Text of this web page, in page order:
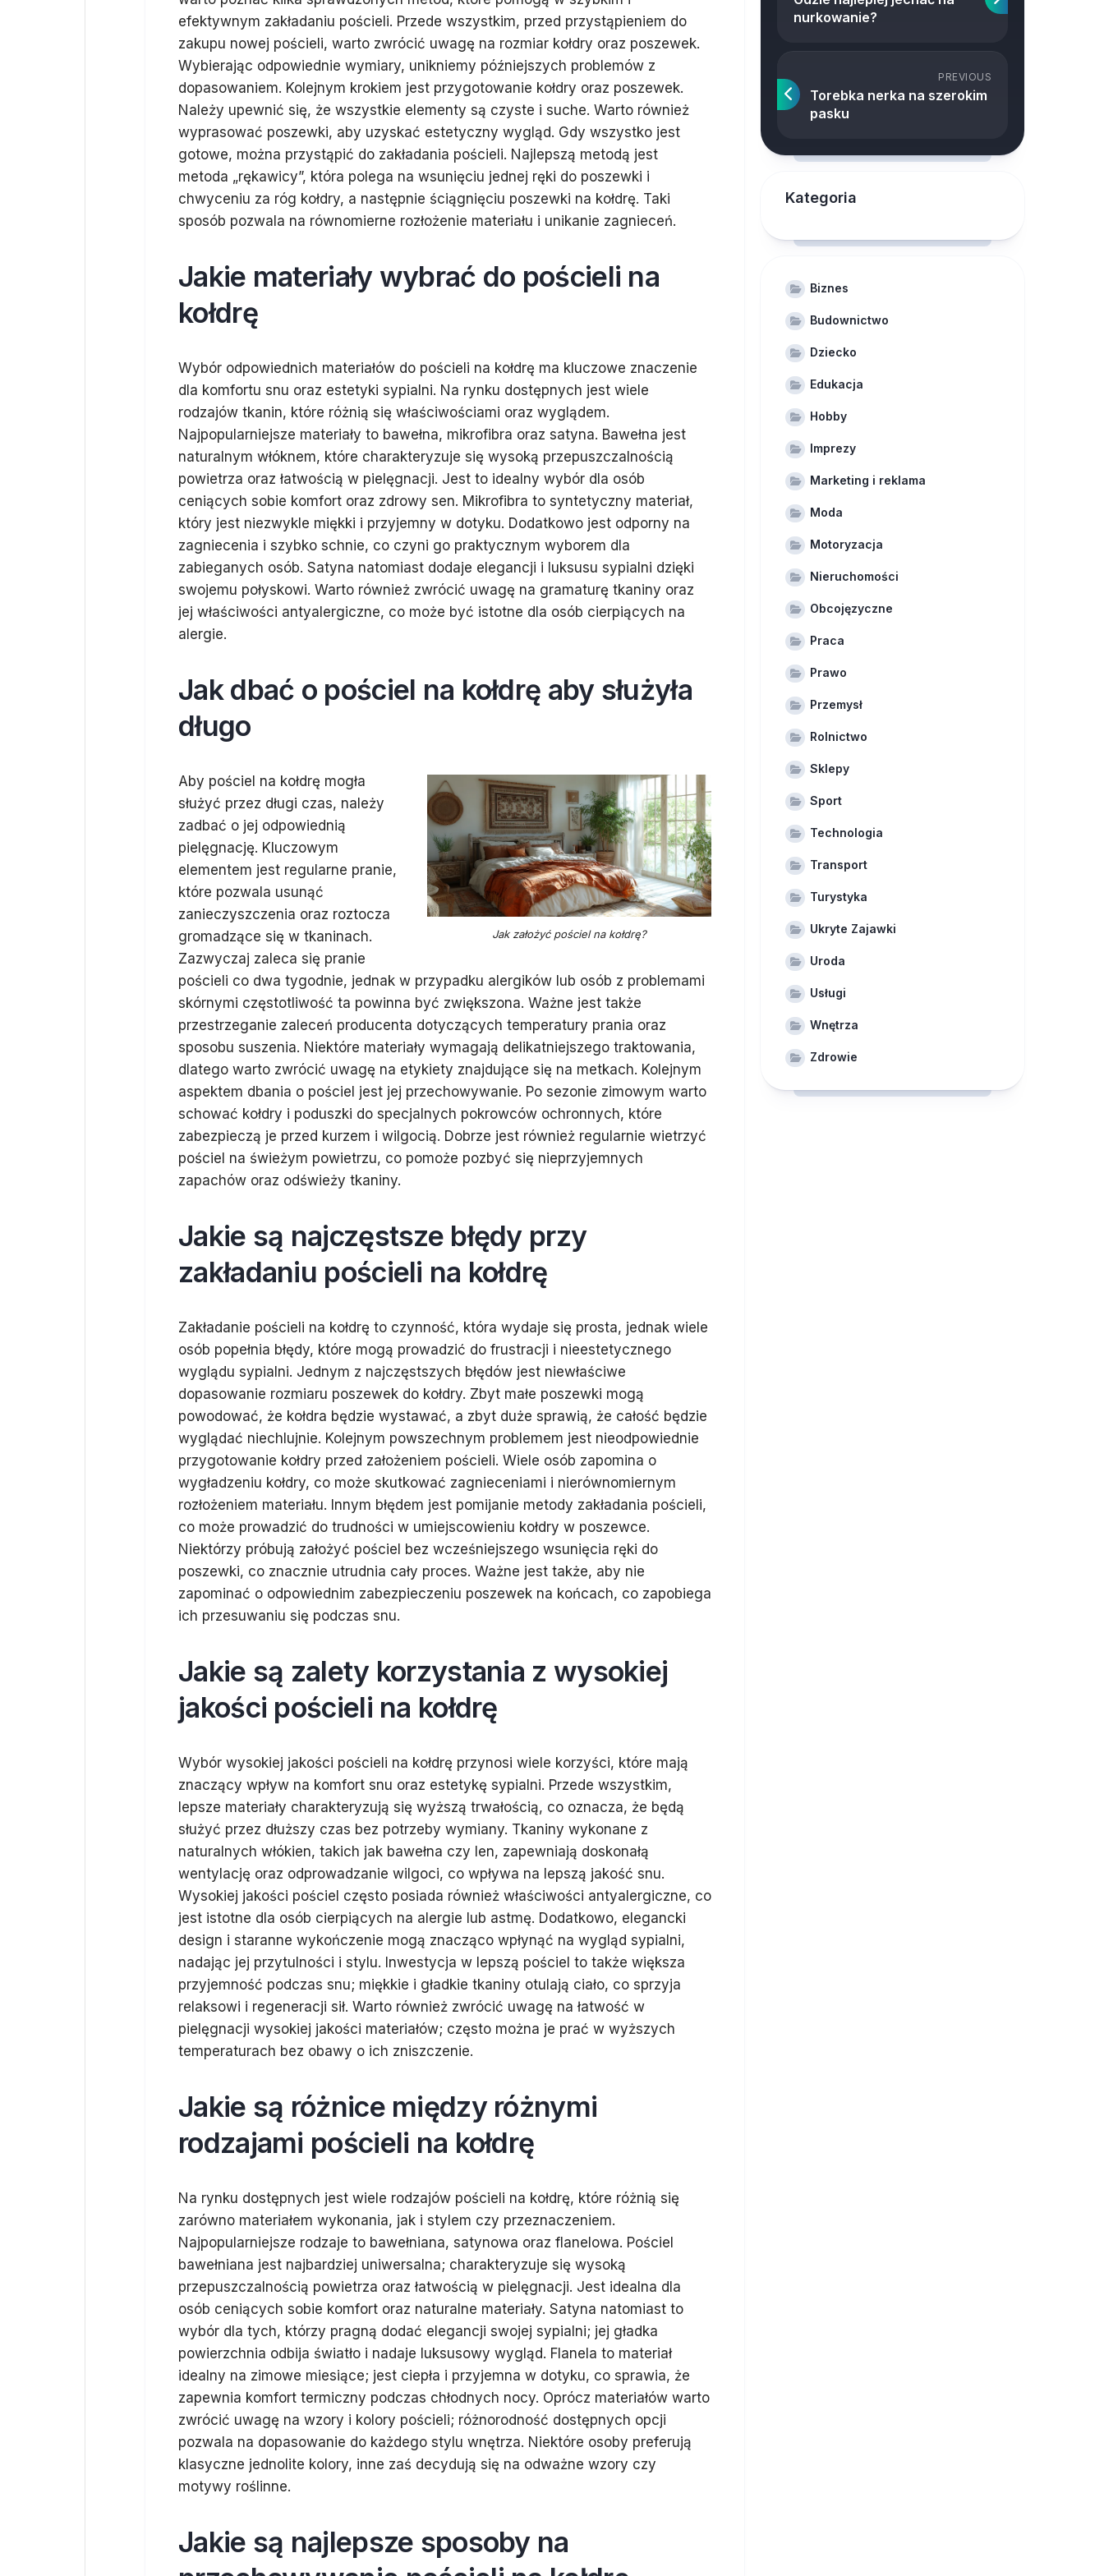
efektywnym zakładaniu pościeli. Przede wszystkim, przed przystąpieniem do
zakupu nowej pościeli, warto zwrócić uwagę na rozmiar kołdry oraz poszewek.
Wybierając odpowiednie wymiary, unikniemy późniejszych problemów z
dopasowaniem. Kolejnym krokiem jest przygotowanie kołdry oraz poszewek.
Należy upewnić się, że wszystkie elementy są czyste i suche. Warto również
wyprasować poszewki, aby uzyskać estetyczny wygląd. Gdy wszystko jest
gotowe, można przystąpić do zakładania pościeli. Najlepszą metodą jest
metoda „rękawicy”, która polega na wsunięciu jednej ręki do poszewki i
chwyceniu za róg kołdry, a następnie ściągnięciu poszewki na kołdrę. Taki
sposób pozwala na równomierne rozłożenie materiału i unikanie zagnieceń.
Jakie materiały wybrać do pościeli na
kołdrę
Wybór odpowiednich materiałów do pościeli na kołdrę ma kluczowe znaczenie
dla komfortu snu oraz estetyki sypialni. Na rynku dostępnych jest wiele
rodzajów tkanin, które różnią się właściwościami oraz wyglądem.
Najpopularniejsze materiały to bawełna, mikrofibra oraz satyna. Bawełna jest
naturalnym włóknem, które charakteryzuje się wysoką przepuszczalnością
powietrza oraz łatwością w pielęgnacji. Jest to idealny wybór dla osób
ceniących sobie komfort oraz zdrowy sen. Mikrofibra to syntetyczny materiał,
który jest niezwykle miękki i przyjemny w dotyku. Dodatkowo jest odporny na
zagniecenia i szybko schnie, co czyni go praktycznym wyborem dla
zabieganych osób. Satyna natomiast dodaje elegancji i luksusu sypialni dzięki
swojemu połyskowi. Warto również zwrócić uwagę na gramaturę tkaniny oraz
jej właściwości antyalergiczne, co może być istotne dla osób cierpiących na
alergie.
Jak dbać o pościel na kołdrę aby służyła
długo
Jak założyć pościel na kołdrę?
Aby pościel na kołdrę mogła
służyć przez długi czas, należy
zadbać o jej odpowiednią
pielęgnację. Kluczowym
elementem jest regularne pranie,
które pozwala usunąć
zanieczyszczenia oraz roztocza
gromadzące się w tkaninach.
Zazwyczaj zaleca się pranie
pościeli co dwa tygodnie, jednak w przypadku alergików lub osób z problemami
skórnymi częstotliwość ta powinna być zwiększona. Ważne jest także
przestrzeganie zaleceń producenta dotyczących temperatury prania oraz
sposobu suszenia. Niektóre materiały wymagają delikatniejszego traktowania,
dlatego warto zwrócić uwagę na etykiety znajdujące się na metkach. Kolejnym
aspektem dbania o pościel jest jej przechowywanie. Po sezonie zimowym warto
schować kołdry i poduszki do specjalnych pokrowców ochronnych, które
zabezpieczą je przed kurzem i wilgocią. Dobrze jest również regularnie wietrzyć
pościel na świeżym powietrzu, co pomoże pozbyć się nieprzyjemnych
zapachów oraz odświeży tkaniny.
Jakie są najczęstsze błędy przy
zakładaniu pościeli na kołdrę
Zakładanie pościeli na kołdrę to czynność, która wydaje się prosta, jednak wiele
osób popełnia błędy, które mogą prowadzić do frustracji i nieestetycznego
wyglądu sypialni. Jednym z najczęstszych błędów jest niewłaściwe
dopasowanie rozmiaru poszewek do kołdry. Zbyt małe poszewki mogą
powodować, że kołdra będzie wystawać, a zbyt duże sprawią, że całość będzie
wyglądać niechlujnie. Kolejnym powszechnym problemem jest nieodpowiednie
przygotowanie kołdry przed założeniem pościeli. Wiele osób zapomina o
wygładzeniu kołdry, co może skutkować zagnieceniami i nierównomiernym
rozłożeniem materiału. Innym błędem jest pomijanie metody zakładania pościeli,
co może prowadzić do trudności w umiejscowieniu kołdry w poszewce.
Niektórzy próbują założyć pościel bez wcześniejszego wsunięcia ręki do
poszewki, co znacznie utrudnia cały proces. Ważne jest także, aby nie
zapominać o odpowiednim zabezpieczeniu poszewek na końcach, co zapobiega
ich przesuwaniu się podczas snu.
Jakie są zalety korzystania z wysokiej
jakości pościeli na kołdrę
Wybór wysokiej jakości pościeli na kołdrę przynosi wiele korzyści, które mają
znaczący wpływ na komfort snu oraz estetykę sypialni. Przede wszystkim,
lepsze materiały charakteryzują się wyższą trwałością, co oznacza, że będą
służyć przez dłuższy czas bez potrzeby wymiany. Tkaniny wykonane z
naturalnych włókien, takich jak bawełna czy len, zapewniają doskonałą
wentylację oraz odprowadzanie wilgoci, co wpływa na lepszą jakość snu.
Wysokiej jakości pościel często posiada również właściwości antyalergiczne, co
jest istotne dla osób cierpiących na alergie lub astmę. Dodatkowo, elegancki
design i staranne wykończenie mogą znacząco wpłynąć na wygląd sypialni,
nadając jej przytulności i stylu. Inwestycja w lepszą pościel to także większa
przyjemność podczas snu; miękkie i gładkie tkaniny otulają ciało, co sprzyja
relaksowi i regeneracji sił. Warto również zwrócić uwagę na łatwość w
pielęgnacji wysokiej jakości materiałów; często można je prać w wyższych
temperaturach bez obawy o ich zniszczenie.
Jakie są różnice między różnymi
rodzajami pościeli na kołdrę
Na rynku dostępnych jest wiele rodzajów pościeli na kołdrę, które różnią się
zarówno materiałem wykonania, jak i stylem czy przeznaczeniem.
Najpopularniejsze rodzaje to bawełniana, satynowa oraz flanelowa. Pościel
bawełniana jest najbardziej uniwersalna; charakteryzuje się wysoką
przepuszczalnością powietrza oraz łatwością w pielęgnacji. Jest idealna dla
osób ceniących sobie komfort oraz naturalne materiały. Satyna natomiast to
wybór dla tych, którzy pragną dodać elegancji swojej sypialni; jej gładka
powierzchnia odbija światło i nadaje luksusowy wygląd. Flanela to materiał
idealny na zimowe miesiące; jest ciepła i przyjemna w dotyku, co sprawia, że
zapewnia komfort termiczny podczas chłodnych nocy. Oprócz materiałów warto
zwrócić uwagę na wzory i kolory pościeli; różnorodność dostępnych opcji
pozwala na dopasowanie do każdego stylu wnętrza. Niektóre osoby preferują
klasyczne jednolite kolory, inne zaś decydują się na odważne wzory czy
motywy roślinne.
Jakie są najlepsze sposoby na
nurkowanie?
PREVIOUS
Torebka nerka na szerokim
pasku
Kategoria
Biznes
Budownictwo
Dziecko
Edukacja
Hobby
Imprezy
Marketing i reklama
Moda
Motoryzacja
Nieruchomości
Obcojęzyczne
Praca
Prawo
Przemysł
Rolnictwo
Sklepy
Sport
Technologia
Transport
Turystyka
Ukryte Zajawki
Uroda
Usługi
Wnętrza
Zdrowie